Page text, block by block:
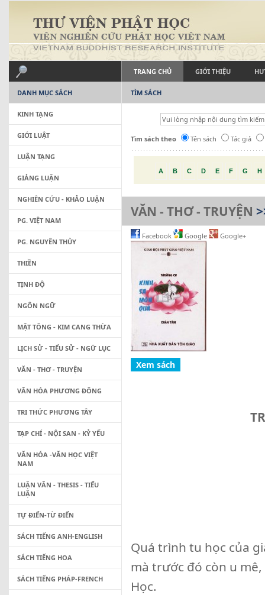
TRANG CHỦ GIỚI THIỆU
TÌM SÁCH
Tìm sách theo Tên sách Tác giả
A B C D E F G H
VĂN - THƠ - TRUYỆN
Facebook Google Google+
Quá trình tu học của
mà trước đó còn u
Học.
DANH MỤC SÁCH
KINH TẠNG
GIỚI LUẬT
LUẬN TẠNG
GIẢNG LUẬN
NGHIÊN CỨU - KHẢO LUẬN
PG. VIỆT NAM
PG. NGUYÊN THỦY
THIỀN
TỊNH ĐỘ
NGÔN NGỮ
MẬT TÔNG - KIM CANG THỪA
LỊCH SỬ - TIỂU SỬ - NGỮ LỤC
VĂN - THƠ - TRUYỆN
VĂN HÓA PHƯƠNG ĐÔNG
TRI THỨC PHƯƠNG TÂY
TẠP CHÍ - NỘI SAN - KỶ YẾU
VĂN HÓA -VĂN HỌC VIỆT
NAM
LUẬN VĂN - THESIS - TIỂU
LUẬN
TỰ ĐIỂN-TỪ ĐIỂN
SÁCH TIẾNG ANH-ENGLISH
SÁCH TIẾNG HOA
SÁCH TIẾNG PHÁP-FRENCH